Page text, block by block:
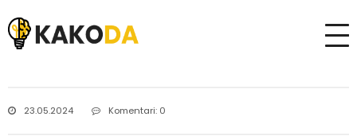
23.05.2024 Komentari: 0